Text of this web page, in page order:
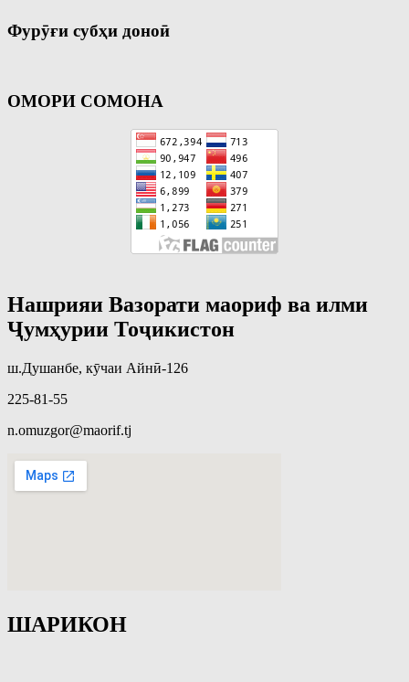
Фурӯғи субҳи доноӣ
ОМОРИ СОМОНА
Нашрияи Вазорати маориф ва илми
Ҷумҳурии Тоҷикистон
ш.Душанбе, кӯчаи Айнӣ-126
225-81-55
n.omuzgor@maorif.tj
ШАРИКОН